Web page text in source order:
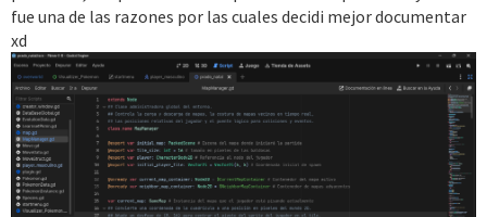
fue una de las razones por las cuales decidi mejor documentar
xd